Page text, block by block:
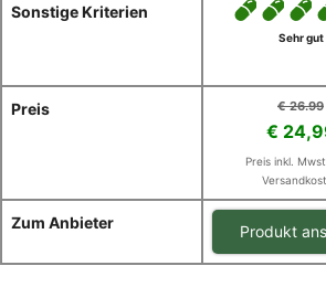
Sonstige Kriterien
Sehr gut
Preis € 26.99
€
Preis inkl.
Zum Anbieter Produkt